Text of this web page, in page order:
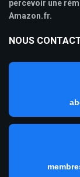
percevoir une
Amazon.fr.
NOUS